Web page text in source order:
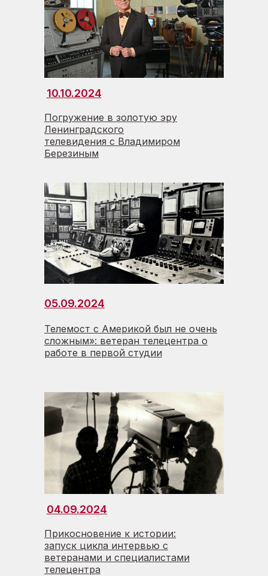
05.09.2024
Телемост с Америкой был не очень
сложным»: ветеран телецентра о
работе в первой студии
Прикосновение к истории:
запуск цикла интервью с
ветеранами и специалистами
телецентра
04.09.2024
Погружение в золотую эру
Ленинградского
телевидения с Владимиром
Березиным
10.10.2024